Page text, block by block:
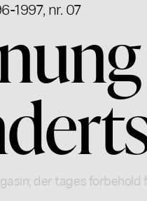
1997, nr. 07
der tages forbehold